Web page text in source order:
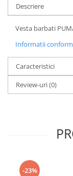
Descriere
Vesta barbati
Informatii
Caracteristici
Review-uri(0)
-23%